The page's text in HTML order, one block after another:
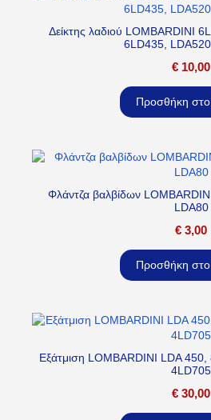
Δείκτης λαδιού LOMBARDINI
6LD435,
€ 10,00
Προσθήκη στο
Φλάντζα βαλβίδων
LDA80
€ 3,00
Προσθήκη στο
Εξάτμιση LOMBARDINI LDA
4LD705
€ 30,00